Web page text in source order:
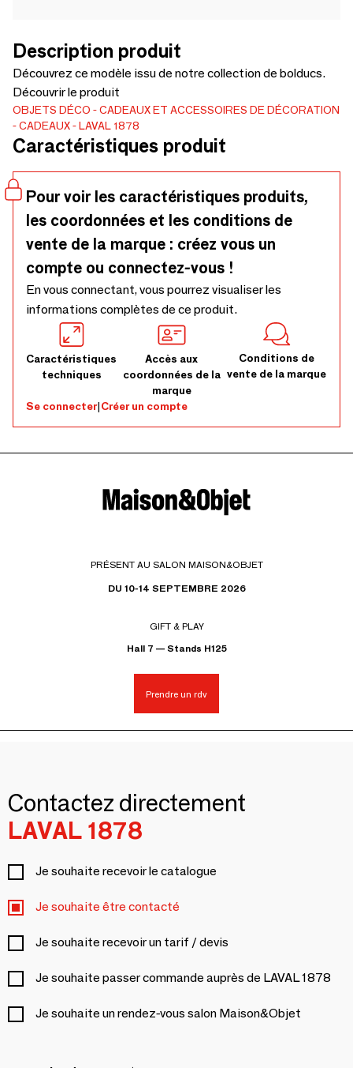
Description produit
Découvrez ce modèle issu de notre collection de bolducs.
Découvrir le produit
OBJETS DÉCO
CADEAUX ET ACCESSOIRES DE DÉCORATION
CADEAUX
LAVAL 1878
Caractéristiques produit
Pour voir les caractéristiques produits,
les coordonnées et les conditions de
vente de la marque : créez vous un
compte ou connectez-vous !
En vous connectant, vous pourrez visualiser les
informations complètes de ce produit.
Caractéristiques
techniques
Accès aux
coordonnées de la
marque
Conditions de
vente de la marque
Se connecter|Créer un compte
PRÉSENT AU SALON MAISON&OBJET
DU 10-14 SEPTEMBRE 2026
GIFT & PLAY
Hall 7 — Stands H125
Prendre un rdv
Contactez directement
LAVAL 1878
Je souhaite recevoir le catalogue
Je souhaite être contacté
Je souhaite recevoir un tarif / devis
Je souhaite passer commande auprès de LAVAL 1878
Je souhaite un rendez-vous salon Maison&Objet